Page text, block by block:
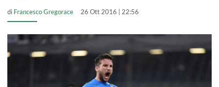
di Francesco Gregorace 26 Ott 2016 | 22:56